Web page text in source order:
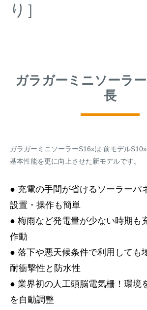
り］
ガラガーミニソーラ
長
ガラガーミニソーラーS16xは 前モデルS10x
基本性能を更に向上させた新モデルです。
● 充電の手間が省けるソーラーパ
設置・操作も簡単
● 梅雨など発電量が少ない時期も
作動
● 落下や悪天候条件で利用しても
耐衝撃性と防水性
● 業界初の人工頭脳電気柵！環境
を自動調整